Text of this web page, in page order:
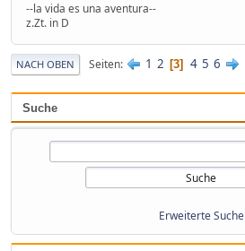
Suche
Erweiterte Suche
--la vida es una aventura--
z.Zt. in D
NACH OBEN Seiten 1 2 3 4 5 6